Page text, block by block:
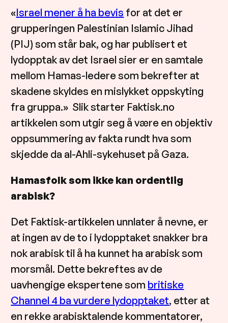
«Israel mener å ha bevis for at det er
grupperingen Palestinian Islamic Jihad
(PIJ) som står bak, og har publisert et
lydopptak av det Israel sier er en samtale
mellom Hamas-ledere som bekrefter at
skadene skyldes en mislykket oppskyting
fra gruppa.» Slik starter Faktisk.no
artikkelen som utgir seg å være en objektiv
oppsummering av fakta rundt hva som
skjedde da al-Ahli-sykehuset på Gaza.
Hamasfolk som ikke kan ordentlig
arabisk?
Det Faktisk-artikkelen unnlater å nevne, er
at ingen av de to i lydopptaket snakker bra
nok arabisk til å ha kunnet ha arabisk som
morsmål. Dette bekreftes av de
uavhengige ekspertene som britiske
Channel 4 ba vurdere lydopptaket, etter at
en rekke arabisktalende kommentatorer,